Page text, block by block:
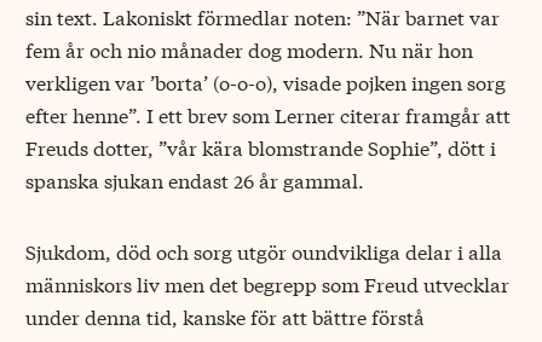
sin text. Lakoniskt förmedlar noten: ”När barnet var
fem år och nio månader dog modern. Nu när hon
verkligen var ’borta’ (o-o-o), visade pojken ingen sorg
efter henne”. I ett brev som Lerner citerar framgår att
Freuds dotter, ”vår kära blomstrande Sophie”, dött i
spanska sjukan endast 26 år gammal.
Sjukdom, död och sorg utgör oundvikliga delar i alla
människors liv men det begrepp som Freud utvecklar
under denna tid, kanske för att bättre förstå